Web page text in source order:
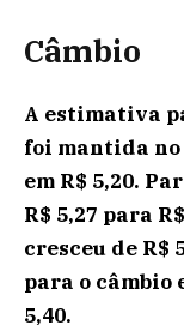
Câmbio
A estimativa
foi mantida no
em R$ 5,20.
R$ 5,27 para
cresceu de R$
para o câmbio
5,40.